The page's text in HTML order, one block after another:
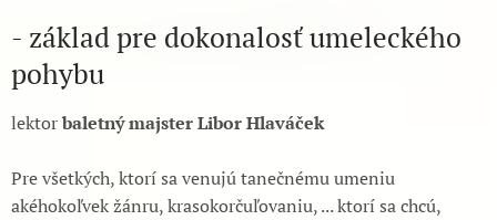
- základ pre dokonalosť umeleckého
pohybu
lektorbaletný majster Libor Hlaváček
Pre všetkých, ktorí sa venujú tanečnému umeniu
akéhokoľvek žánru, krasokorčuľovaniu, ... ktorí sa chcú,